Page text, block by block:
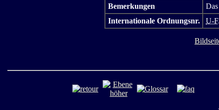
Bemerkungen
Internationale Ordnungsnr.
U-